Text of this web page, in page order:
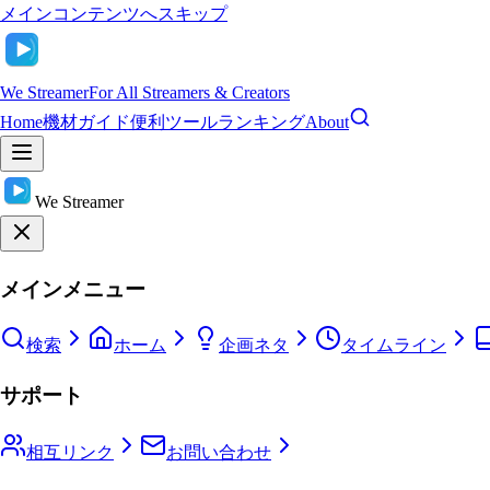
メインコンテンツへスキップ
We StreamerFor All Streamers & Creators
Home機材ガイド便利ツールランキングAbout
We Streamer
メインメニュー
検索 ホーム 企画ネタ タイムライン
サポート
相互リンク お問い合わせ